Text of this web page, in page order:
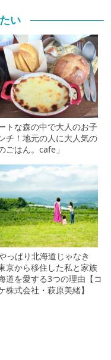
い
トな森の中で大人のお子
チ！地元の人に大人気の
ごはん。cafe」
っぱり北海道じゃなき
京から移住した私と家族
道を愛する3つの理由【コ
株式会社・萩原美緒】